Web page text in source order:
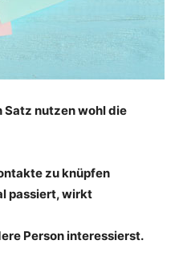
Satz nutzen wohl die
zu knüpfen
passiert, wirkt
Person interessierst.